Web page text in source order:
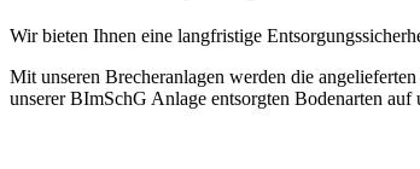
Wir bieten Ihnen eine langfristige
Mit unseren Brecheranlagen werden die
unserer BImSchG Anlage entsorgten Bodenarten